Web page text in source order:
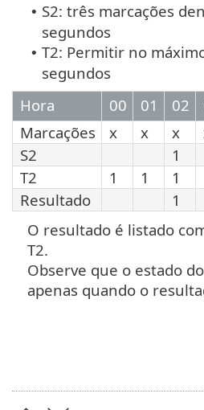
• S2: três marcações
segundos
• T2: Permitir no
segundos
Hora
00 01 02
Marcações
x x x
S2
1
T2
1 1
1
Resultado
1
O resultado é listado
T2.
Observe que o estado
apenas quando o